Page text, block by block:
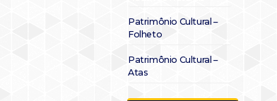
Patrimônio Cultural –
Folheto
Patrimônio Cultural –
Atas